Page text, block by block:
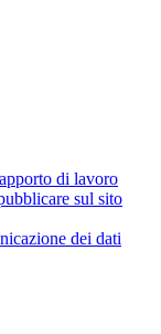
di lavoro
sul sito
dei dati